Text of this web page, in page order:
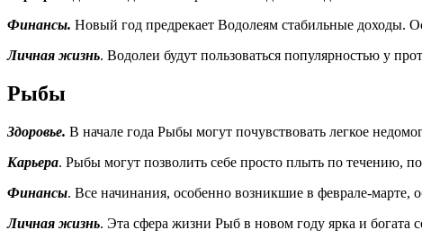
Финансы. Новый год предрекает Водолеям стабильные доходы.
Личная жизнь. Водолеи будут пользоваться популярностью у
Рыбы
Здоровье. В начале года Рыбы могут почувствовать легкое
Карьера. Рыбы могут позволить себе просто плыть по течению,
Финансы. Все начинания, особенно возникшие в феврале-
Личная жизнь. Эта сфера жизни Рыб в новом году ярка и